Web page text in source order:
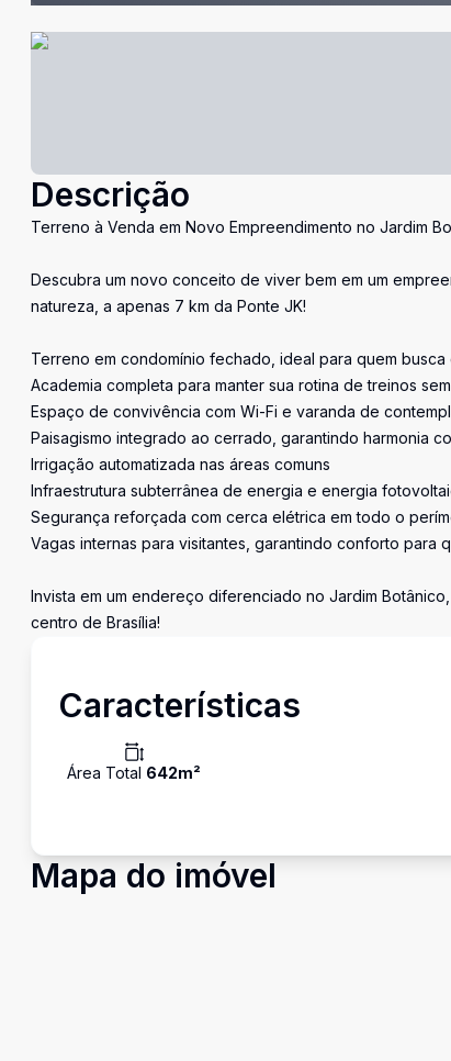
Descrição
Terreno à Venda em Novo Empreendimento no Jardim
Descubra um novo conceito de viver bem em um
natureza, a apenas 7 km da Ponte JK!
Terreno em condomínio fechado, ideal para quem
Academia completa para manter sua rotina de treinos
Espaço de convivência com Wi-Fi e varanda de
Paisagismo integrado ao cerrado, garantindo harmonia
Irrigação automatizada nas áreas comuns
Infraestrutura subterrânea de energia e energia
Segurança reforçada com cerca elétrica em todo o
Vagas internas para visitantes, garantindo conforto para
Invista em um endereço diferenciado no Jardim
centro de Brasília!
Características
Área Total 642m²
Mapa do imóvel